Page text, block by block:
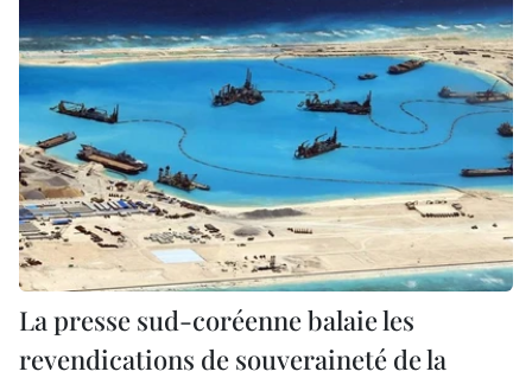
La presse sud-coréenne balaie les
revendications de souveraineté de la